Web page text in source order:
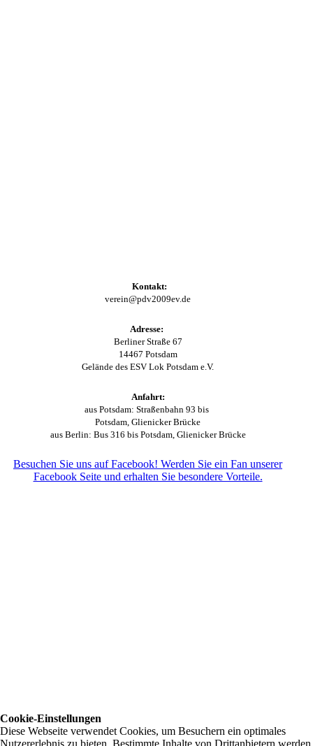
Kontakt:
verein@pdv2009ev.de
Adresse:
Berliner Straße 67
14467 Potsdam
Gelände des ESV Lok Potsdam e.V.
Anfahrt:
aus Potsdam: Straßenbahn 93 bis
Potsdam, Glienicker Brücke
aus Berlin: Bus 316 bis Potsdam, Glienicker Brücke
Besuchen Sie uns auf Facebook! Werden Sie ein Fan unserer
Facebook Seite und erhalten Sie besondere Vorteile.
Cookie-Einstellungen
Diese Webseite verwendet Cookies, um Besuchern ein optimales